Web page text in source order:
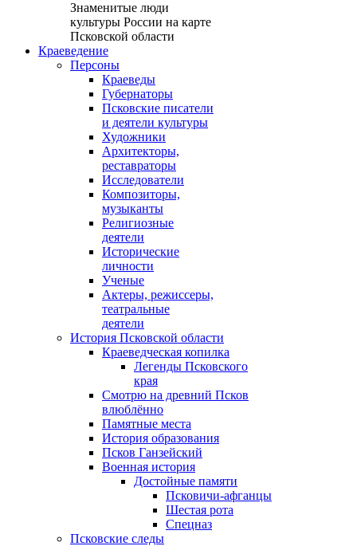
Знаменитые люди
культуры России на карте
Псковской области
Краеведение
Персоны
Краеведы
Губернаторы
Псковские писатели
и деятели культуры
Художники
Архитекторы,
реставраторы
Исследователи
Композиторы,
музыканты
Религиозные
деятели
Исторические
личности
Ученые
Актеры, режиссеры,
театральные
деятели
История Псковской области
Краеведческая копилка
Легенды Псковского
края
Смотрю на древний Псков
влюблённо
Памятные места
История образования
Псков Ганзейский
Военная история
Достойные памяти
Псковичи-афганцы
Шестая рота
Спецназ
Псковские следы